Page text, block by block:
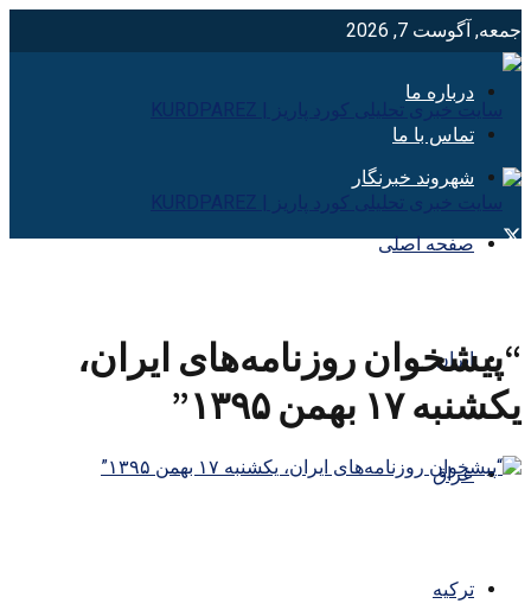
جمعه, آگوست 7, 2026
درباره ما
تماس با ما
شهروند خبرنگار
صفحه اصلی
ایران
عراق
ترکیه
“پیشخوان روزنامه‌های ایران،
یکشنبه ۱۷ بهمن ۱۳۹۵”